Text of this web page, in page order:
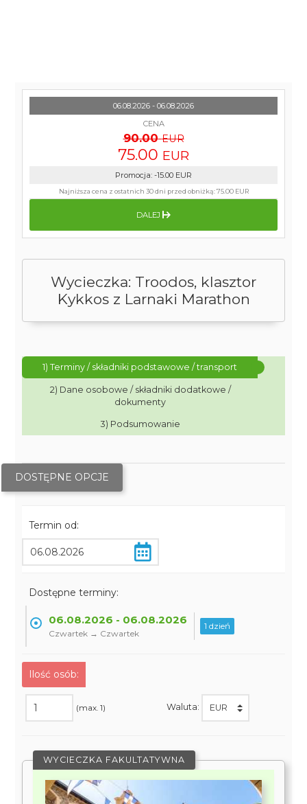
Wycieczka: Troodos, klasztor
Kykkos z Larnaki Marathon
1) Terminy / składniki podstawowe / transport
2) Dane osobowe / składniki dodatkowe /
dokumenty
3) Podsumowanie
DOSTĘPNE OPCJE
Termin od:
Dostępne terminy:
06.08.2026 - 06.08.2026
Czwartek → Czwartek
1 dzień
Ilość osób:
(max. 1) Waluta:
WYCIECZKA FAKULTATYWNA
06.08.2026 - 06.08.2026
CENA
90.00 EUR
75.00 EUR
Promocja: -15.00 EUR
Najniższa cena z ostatnich 30 dni przed obniżką:75.00 EUR
DALEJ